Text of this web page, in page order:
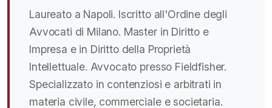
Laureato a Napoli. Iscritto all'Ordine degli
Avvocati di Milano. Master in Diritto e
Impresa e in Diritto della Proprietà
Intellettuale. Avvocato presso Fieldfisher.
Specializzato in contenziosi e arbitrati in
materia civile, commerciale e societaria.